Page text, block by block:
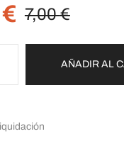
7,00€
€
AÑADIR AL